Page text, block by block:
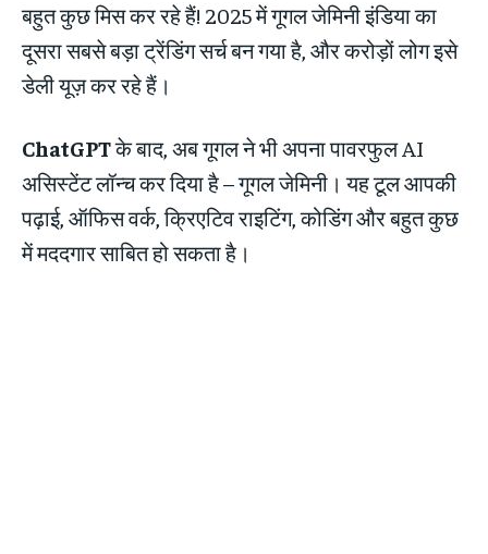
बहुत कुछ मिस कर रहे हैं! 2025 में गूगल जेमिनी इंडिया का
दूसरा सबसे बड़ा ट्रेंडिंग सर्च बन गया है, और करोड़ों लोग इसे
डेली यूज़ कर रहे हैं।
ChatGPTके बाद, अब गूगल ने भी अपना पावरफुल AI
असिस्टेंट लॉन्च कर दिया है – गूगल जेमिनी। यह टूल आपकी
पढ़ाई, ऑफिस वर्क, क्रिएटिव राइटिंग, कोडिंग और बहुत कुछ
में मददगार साबित हो सकता है।